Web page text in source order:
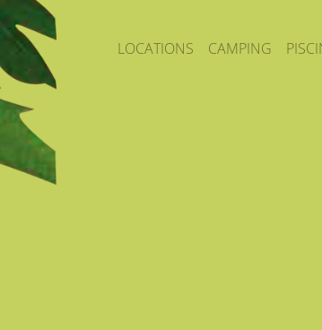
LOCATIONS CAMPING